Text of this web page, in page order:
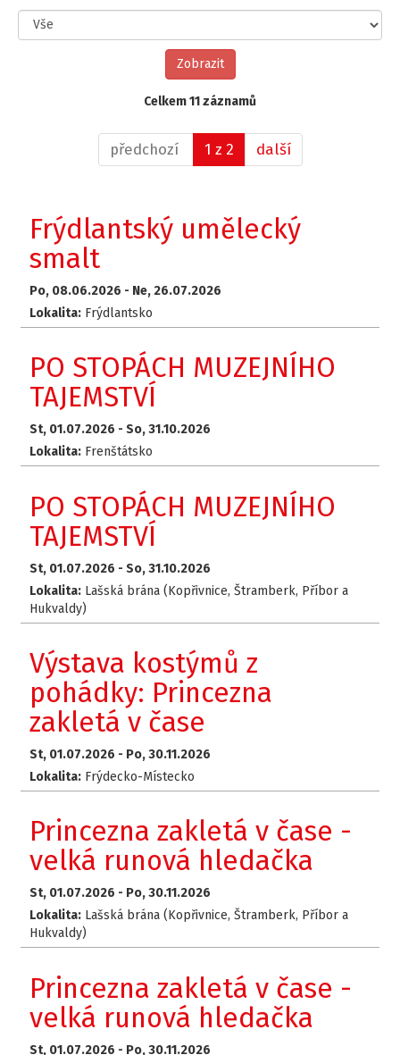
Celkem 11 záznamů
předchozí 1 z 2 další
Frýdlantský umělecký
smalt
Po, 08.06.2026 - Ne, 26.07.2026
Lokalita: Frýdlantsko
PO STOPÁCH MUZEJNÍHO
TAJEMSTVÍ
St, 01.07.2026 -So, 31.10.2026
Lokalita: Frenštátsko
PO STOPÁCH MUZEJNÍHO
TAJEMSTVÍ
St, 01.07.2026 -So, 31.10.2026
Lokalita: Lašská brána (Kopřivnice, Štramberk, Příbor a
Hukvaldy)
Výstava kostýmů z
pohádky: Princezna
zakletá v čase
St, 01.07.2026 - Po, 30.11.2026
Lokalita: Frýdecko-Místecko
Princezna zakletá v čase -
velká runová hledačka
St, 01.07.2026 - Po, 30.11.2026
Lokalita: Lašská brána (Kopřivnice, Štramberk, Příbor a
Hukvaldy)
Princezna zakletá v čase -
velká runová hledačka
St, 01.07.2026 - Po, 30.11.2026